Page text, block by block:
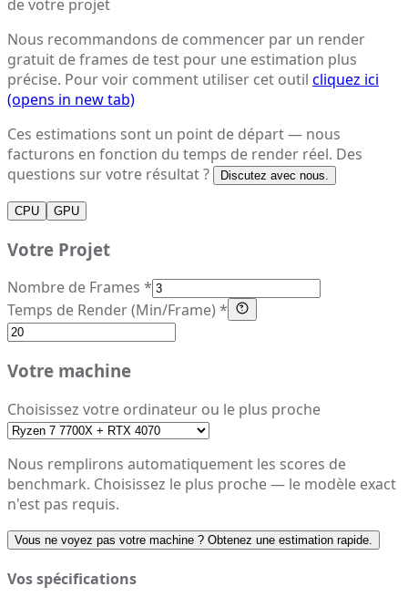
de votre projet
Nous recommandons de commencer par un render
gratuit de frames de test pour une estimation plus
précise. Pour voir comment utiliser cet outil cliquez ici
(opens in new tab)
Ces estimations sont un point de départ — nous
facturons en fonction du temps de render réel. Des
questions sur votre résultat ?
Discutez avec nous.
CPU GPU
Votre Projet
Nombre de Frames *
Temps de Render (Min/Frame) *
Votre machine
Choisissez votre ordinateur ou le plus proche
Nous remplirons automatiquement les scores de
benchmark. Choisissez le plus proche — le modèle exact
n'est pas requis.
Vous ne voyez pas votre machine ? Obtenez une estimation rapide.
Vos spécifications